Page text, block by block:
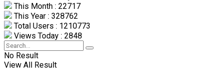
This Month : 22717
This Year : 328762
Total Users : 1210773
Views Today : 2848
No Result
View All Result